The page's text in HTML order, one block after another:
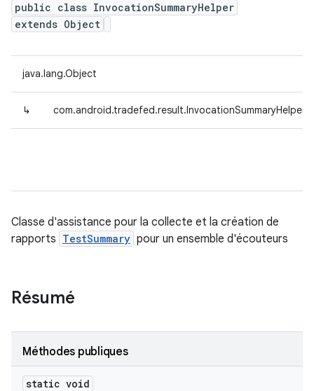
public class InvocationSummaryHelper
extends Object
java.lang.Object
↳ com.android.tradefed.result.InvocationSummaryHelper
Classe d'assistance pour la collecte et la création de
rapports TestSummary pour un ensemble d'écouteurs
Résumé
Méthodes publiques
static void